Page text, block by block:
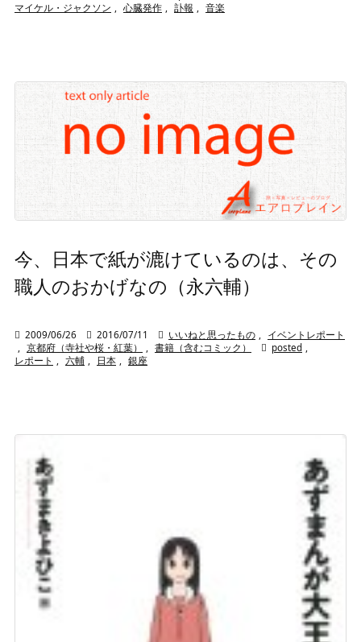
マイケル・ジャクソン , 心臓発作 , 訃報 , 音楽
今、日本で紙が漉けているのは、その
職人のおかげなの（永六輔）
 2009/06/26  2016/07/11  いいねと思ったもの
イベントレポート
京都府（寺社や桜・紅葉） 書籍（含むコミック）  posted
レポート
六輔 日本 銀座